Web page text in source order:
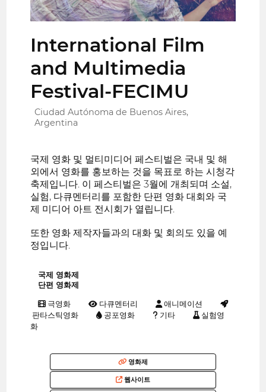
International Film
and Multimedia
Festival-FECIMU
Ciudad Autónoma de Buenos Aires,
Argentina
국제 영화 및 멀티미디어 페스티벌은 국내 및 해
외에서 영화를 홍보하는 것을 목표로 하는 시청각
축제입니다. 이 페스티벌은 3월에 개최되며 소설,
실험, 다큐멘터리를 포함한 단편 영화 대회와 국
제 미디어 아트 전시회가 열립니다.
또한 영화 제작자들과의 대화 및 회의도 있을 예
정입니다.
국제 영화제
단편 영화제
극영화 다큐멘터리
애니메이션
판타스틱영화
공포영화 기타
실험영
화
영화제
웹사이트